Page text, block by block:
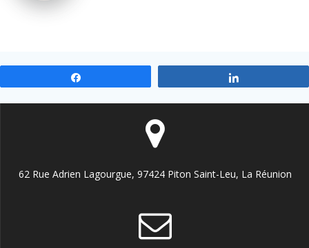
62 Rue Adrien Lagourgue, 97424 Piton Saint-Leu, La Réunion